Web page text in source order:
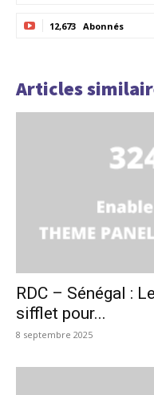
12,673 Abonnés
Articles
RDC – Sénégal :
sifflet pour...
8 septembre 2025